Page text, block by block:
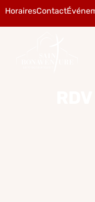
HorairesContact